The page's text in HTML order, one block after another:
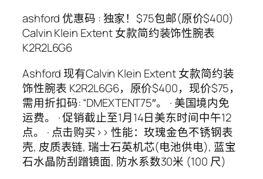
ashford 优惠码 : 独家！$75包邮(原价$400)
Calvin Klein Extent 女款简约装饰性腕表
K2R2L6G6
Ashford 现有Calvin Klein Extent 女款简约装
饰性腕表 K2R2L6G6，原价$400，现价$75，
需用折扣码: “DMEXTENT75″。 · 美国境内免
运费。 · 促销截止至1月14日美东时间中午12
点。 · 点击购买>> 性能：玫瑰金色不锈钢表
壳, 皮质表链, 瑞士石英机芯(电池供电), 蓝宝
石水晶防刮蹭镜面, 防水系数30米 (100 尺)